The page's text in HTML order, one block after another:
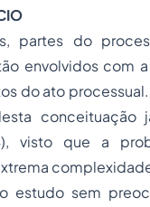
partes do
envolvidos com
do ato
conceituação
visto que a
estudo sem